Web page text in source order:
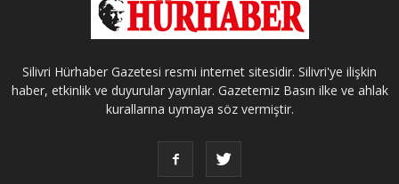
Silivri Hürhaber Gazetesi resmi internet sitesidir. Silivri'ye ilişkin
haber, etkinlik ve duyurular yayınlar. Gazetemiz Basın ilke ve ahlak
kurallarına uymaya söz vermiştir.